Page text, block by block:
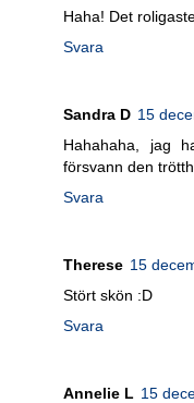
Haha! Det
Svara
Sandra D 15
Hahahaha, jag
försvann den
Svara
Therese 15
Stört skön :D
Svara
Annelie L 15